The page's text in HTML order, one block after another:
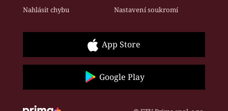
Nahlásit chybu Nastavení soukromí
App Store
Google Play